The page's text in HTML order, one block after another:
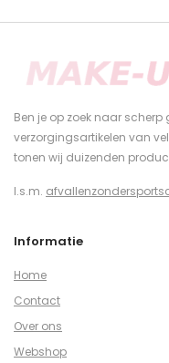
Ben je op zoek naar
verzorgingsartikelen van
tonen wij duizenden
I.s.m.
Informatie
Home
Contact
Over ons
Webshop